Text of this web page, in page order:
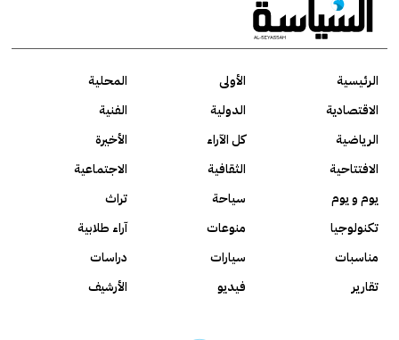
الرئيسية الأولى
المحلية
الاقتصادية
الدولية
الفنية
الرياضية
كل الآراء
الأخيرة
الافتتاحية
الثقافية
الاجتماعية
يوم و يوم
سياحة
تراث
تكنولوجيا
منوعات
آراء طلابية
مناسبات
سيارات
دراسات
تقارير
فيديو الأرشيف